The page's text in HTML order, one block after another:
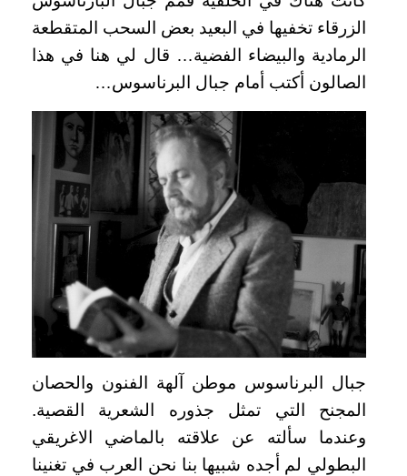
الزرقاء تخفيها في البعيد بعض السحب المتقطعة
الرمادية والبيضاء الفضية… قال لي هنا في هذا
الصالون أكتب أمام جبال البرناسوس…
جبال البرناسوس موطن آلهة الفنون والحصان
المجنح التي تمثل جذوره الشعرية القصية.
وعندما سألته عن علاقته بالماضي الاغريقي
البطولي لم أجده شبيها بنا نحن العرب في تغنينا